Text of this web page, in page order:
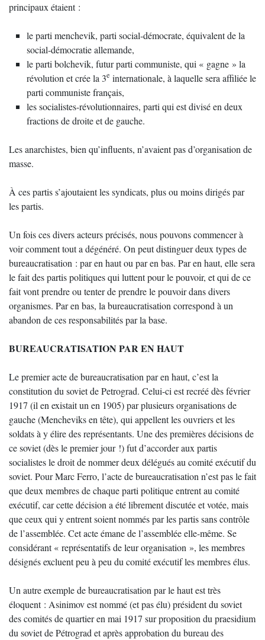
principaux étaient :
le parti menchevik, parti social-démocrate, équivalent de la
social-démocratie allemande,
le parti bolchevik, futur parti communiste, qui « gagne » la
révolution et crée la 3e internationale, à laquelle sera affiliée le
parti communiste français,
les socialistes-révolutionnaires, parti qui est divisé en deux
fractions de droite et de gauche.
Les anarchistes, bien qu’influents, n’avaient pas d’organisation de
masse.
À ces partis s’ajoutaient les syndicats, plus ou moins dirigés par
les partis.
Un fois ces divers acteurs précisés, nous pouvons commencer à
voir comment tout a dégénéré. On peut distinguer deux types de
bureaucratisation : par en haut ou par en bas. Par en haut, elle sera
le fait des partis politiques qui luttent pour le pouvoir, et qui de ce
fait vont prendre ou tenter de prendre le pouvoir dans divers
organismes. Par en bas, la bureaucratisation correspond à un
abandon de ces responsabilités par la base.
BUREAUCRATISATION PAR EN HAUT
Le premier acte de bureaucratisation par en haut, c’est la
constitution du soviet de Petrograd. Celui-ci est recréé dès février
1917 (il en existait un en 1905) par plusieurs organisations de
gauche (Mencheviks en tête), qui appellent les ouvriers et les
soldats à y élire des représentants. Une des premières décisions de
ce soviet (dès le premier jour !) fut d’accorder aux partis
socialistes le droit de nommer deux délégués au comité exécutif du
soviet. Pour Marc Ferro, l’acte de bureaucratisation n’est pas le fait
que deux membres de chaque parti politique entrent au comité
exécutif, car cette décision a été librement discutée et votée, mais
que ceux qui y entrent soient nommés par les partis sans contrôle
de l’assemblée. Cet acte émane de l’assemblée elle-même. Se
considérant « représentatifs de leur organisation », les membres
désignés excluent peu à peu du comité exécutif les membres élus.
Un autre exemple de bureaucratisation par le haut est très
éloquent : Asinimov est nommé (et pas élu) président du soviet
des comités de quartier en mai 1917 sur proposition du praesidium
du soviet de Pétrograd et après approbation du bureau des